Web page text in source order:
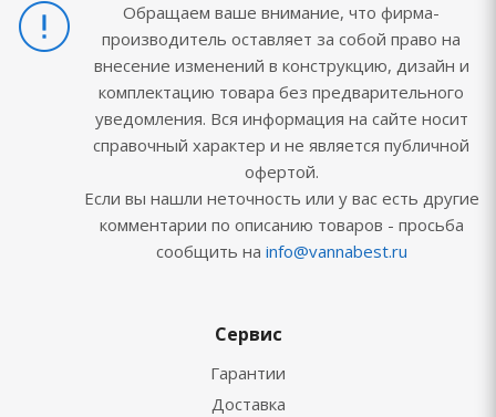
Обращаем ваше внимание, что фирма-
производитель оставляет за собой право на
внесение изменений в конструкцию, дизайн и
комплектацию товара без предварительного
уведомления. Вся информация на сайте носит
справочный характер и не является публичной
офертой.
Если вы нашли неточность или у вас есть другие
комментарии по описанию товаров - просьба
сообщить на info@vannabest.ru
Сервис
Гарантии
Доставка